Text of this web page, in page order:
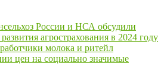
России и НСА обсудили
агрострахования в 2024 году
молока и ритейл
цен на социально значимые